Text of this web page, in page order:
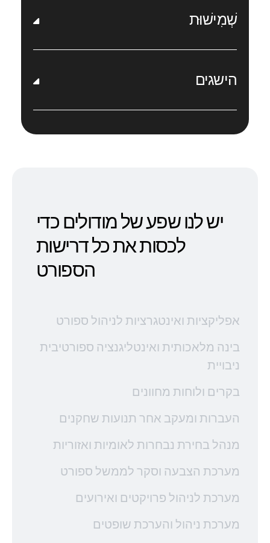
שְׁמִישׁוּת
הישגים
יש לנו שפע של מודולים כדי
לכסות את כל דרישות
הספורט
אפליקציות ואינטגרציות לניהול ספורט
בינה מלאכותית ואינטליגנציה ספורטיבית
ניבויית
בקרים ולוחות מחוונים
העברות ומעקב אחר תנועות שחקנים
מנהל בחירת נבחרות לאומיות ואזוריות
מערכת הצבעה וסקר לממשל ספורט
מערכת לניהול פרויקטים ואירועים
מערכת ניהול והערכת שופטים